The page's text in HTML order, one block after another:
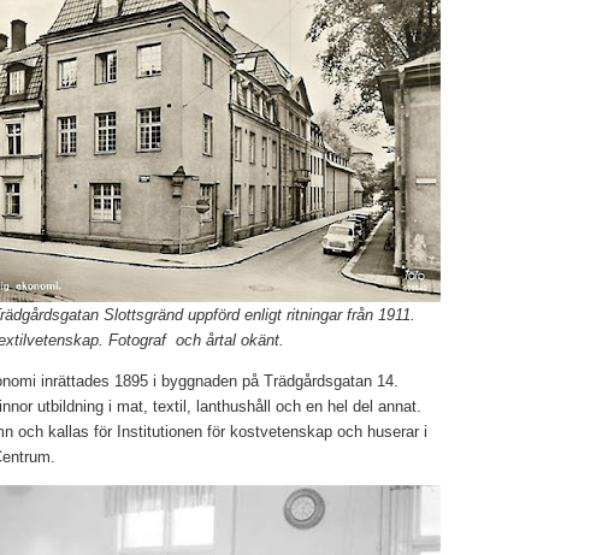
Slottsgränd uppförd enligt ritningar från 1911.
Fotograf och årtal okänt.
inrättades 1895 i byggnaden på Trädgårdsgatan 14.
utbildning i mat, textil, lanthushåll och en hel del annat.
och kallas för Institutionen för kostvetenskap och huserar i